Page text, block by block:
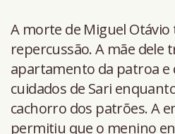
A morte de Miguel Otávio
repercussão. A mãe dele
apartamento da patroa e
cuidados de Sari
cachorro dos patrões. A
permitiu que o menino